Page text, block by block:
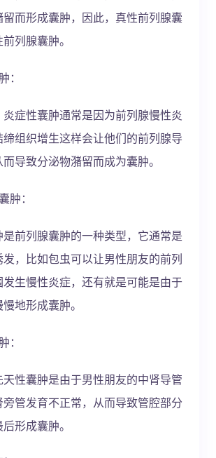
而形成囊肿，因此，真性前列腺囊
列腺囊肿。
：
症性囊肿通常是因为前列腺慢性炎
组织增生这样会让他们的前列腺导
导致分泌物潴留而成为囊肿。
肿：
前列腺囊肿的一种类型，它通常是
，比如包虫可以让男性朋友的前列
生慢性炎症，还有就是可能是由于
地形成囊肿。
：
性囊肿是由于男性朋友的中肾导管
管发育不正常，从而导致管腔部分
形成囊肿。